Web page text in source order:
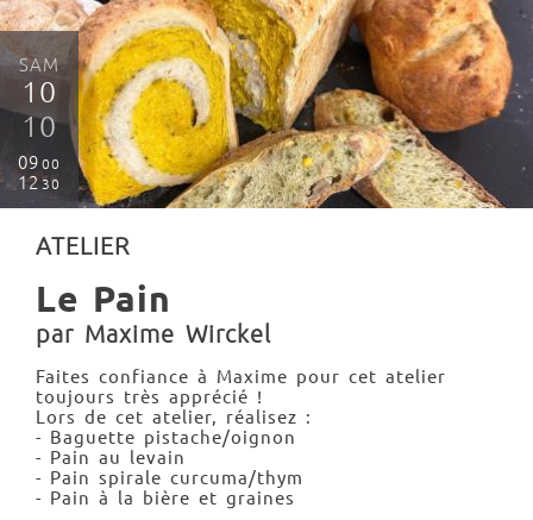
SAM
10
10
09 00
12 30
ATELIER
Le Pain
par Maxime Wirckel
Faites confiance à Maxime pour cet atelier
toujours très apprécié !
Lors de cet atelier, réalisez :
- Baguette pistache/oignon
- Pain au levain
- Pain spirale curcuma/thym
- Pain à la bière et graines